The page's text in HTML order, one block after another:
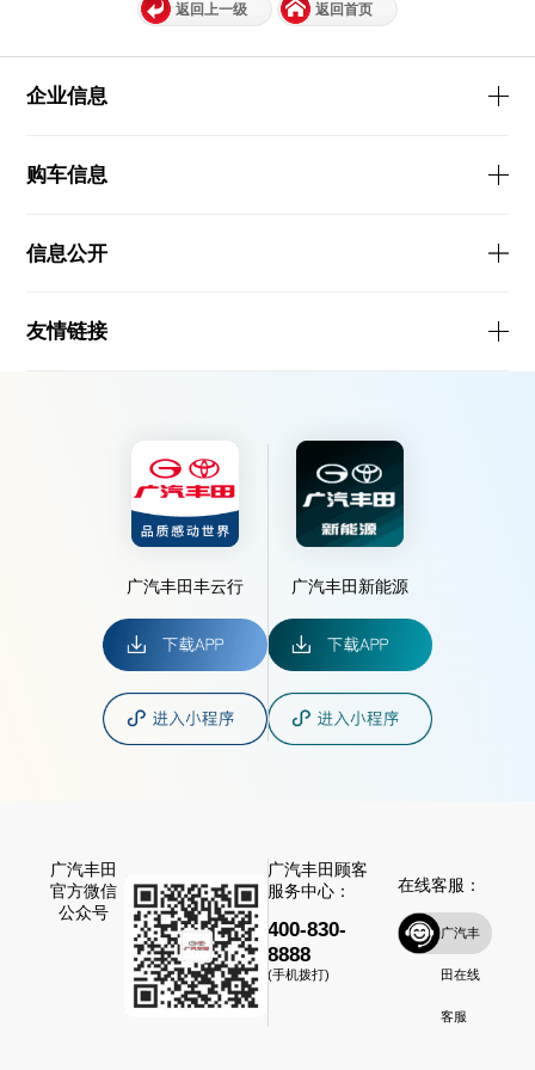
返回上一级 返回首页
企业信息
购车信息
信息公开
友情链接
广汽丰田丰云行 广汽丰田新能源
广汽丰田
官方微信
公众号
广汽丰田顾客
服务中心：
400-830-
8888
(手机拨打)
在线客服：
广汽丰
田在线
客服